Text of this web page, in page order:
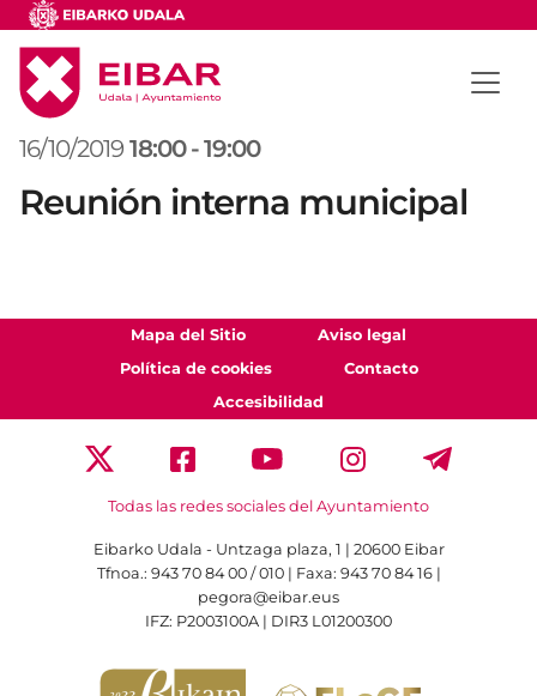
16/10/2019 18:00 -19:00
Reunión interna municipal
Mapa del Sitio
Aviso legal
Política de cookies
Contacto
Accesibilidad
Todas las redes sociales del Ayuntamiento
Eibarko Udala - Untzaga plaza, 1 | 20600 Eibar
Tfnoa.: 943 70 84 00 / 010 | Faxa: 943 70 84 16 |
pegora@eibar.eus
IFZ: P2003100A | DIR3 L01200300